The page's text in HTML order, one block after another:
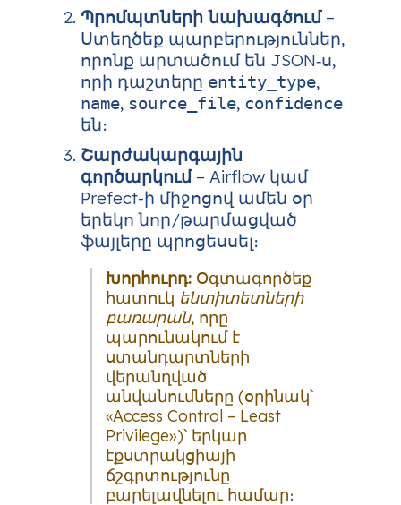
Պրոմպտների նախագծում–
Ստեղծեք պարբերություններ,
որոնք արտածում են JSON‑ս,
որի դաշտերը entity_type,
name, source_file, confidence
են։
Շարժակարգային
գործարկում– Airflow կամ
Prefect-ի միջոցով ամեն օր
երեկո նոր/թարմացված
ֆայլերը պրոցեսսել։
Խորհուրդ: Օգտագործեք
հատուկ ենտիտետների
բառարան, որը
պարունակում է
ստանդարտների
վերանղված
անվանումները (օրինակ՝
«Access Control – Least
Privilege»)՝ երկար
էքստրակցիայի
ճշգրտությունը
բարելավնելու համար։